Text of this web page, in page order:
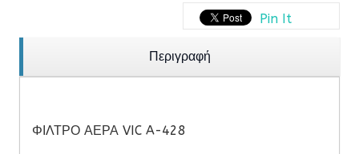
Pin It
Περιγραφή
ΦΙΛΤΡΟ ΑΕΡΑ VIC A-428